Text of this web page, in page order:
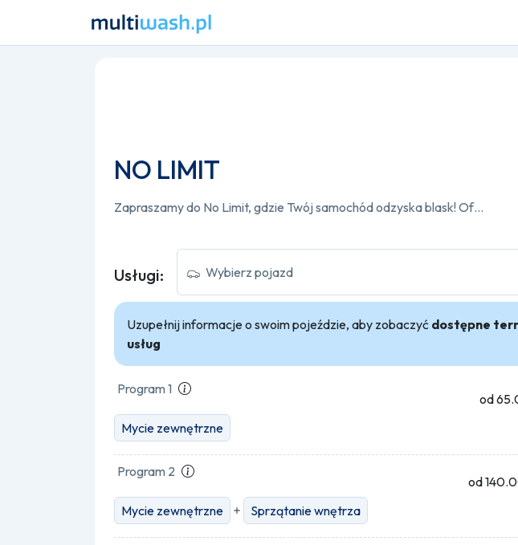
NO LIMIT
Zapraszamy do No Limit, gdzie Twój samochód odzyska blask! Oferujemy kompleksowe sprzątanie pojazdów z dbałością o każdy detal. Gwarantujemy najwyższą jakość usług i satysfakcję naszych klientów. Odwiedź nas i przekonaj się sam!
Usługi: Wybierz pojazd
Uzupełnij informacje o swoim pojeździe, aby zobaczyć dostępne
usług
Program 1
od
Mycie zewnętrzne
Program 2
od
Mycie zewnętrzne
Sprzątanie wnętrza